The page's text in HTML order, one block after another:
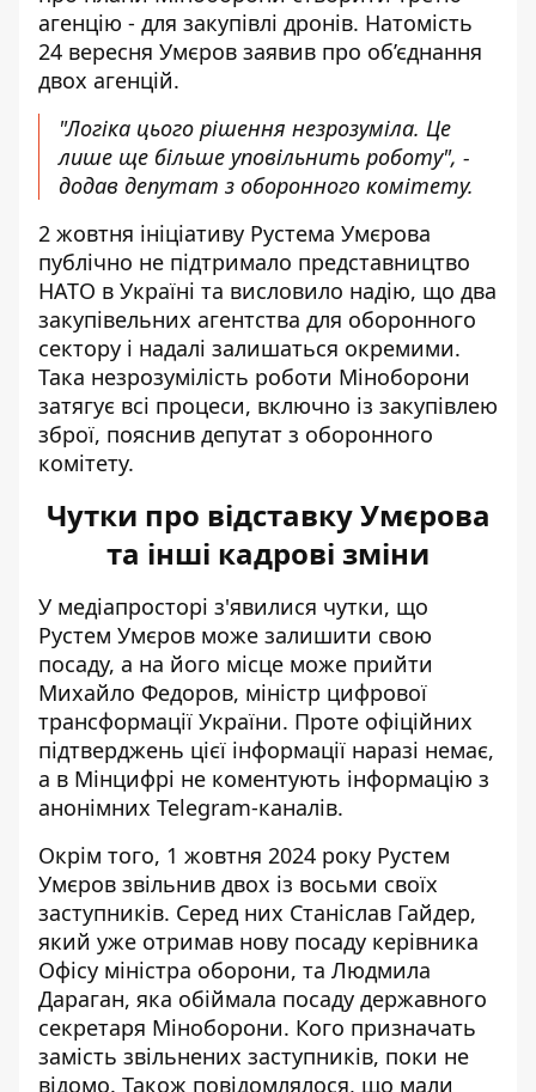
агенцію - для закупівлі дронів. Натомість
24 вересня Умєров заявив про об’єднання
двох агенцій.
"Логіка цього рішення незрозуміла. Це
лише ще більше уповільнить роботу", -
додав депутат з оборонного комітету.
2 жовтня ініціативу Рустема Умєрова
публічно не підтримало представництво
НАТО в Україні та висловило надію, що два
закупівельних агентства для оборонного
сектору і надалі залишаться окремими.
Така незрозумілість роботи Міноборони
затягує всі процеси, включно із закупівлею
зброї, пояснив депутат з оборонного
комітету.
Чутки про відставку Умєрова
та інші кадрові зміни
У медіапросторі з'явилися чутки, що
Рустем Умєров може залишити свою
посаду, а на його місце може прийти
Михайло Федоров, міністр цифрової
трансформації України. Проте офіційних
підтверджень цієї інформації наразі немає,
а в Мінцифрі не коментують інформацію з
анонімних Telegram-каналів.
Окрім того, 1 жовтня 2024 року Рустем
Умєров звільнив двох із восьми своїх
заступників. Серед них Станіслав Гайдер,
який уже отримав нову посаду керівника
Офісу міністра оборони, та Людмила
Дараган, яка обіймала посаду державного
секретаря Міноборони. Кого призначать
замість звільнених заступників, поки не
відомо. Також повідомлялося, що мали